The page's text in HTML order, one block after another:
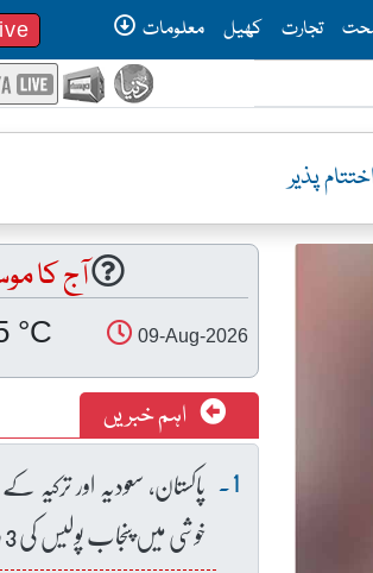
تجارت کھیل معلومات
پذیر
آج کا
09-Aug-2026
°C
اہم خبریں
پاکستان، سعودیہ اور
خوشی میں پنجاب پولیس کی 3 روزہ تقریبات کا آغاز